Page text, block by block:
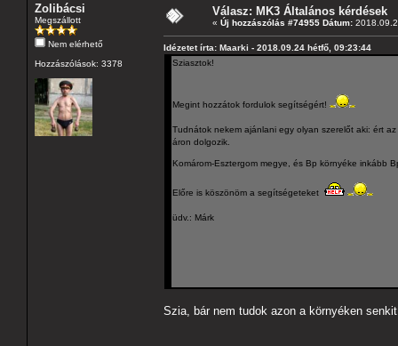
Zolibácsi
Megszállott
Nem elérhető
Hozzászólások: 3378
Válasz: MK3 Általános kérdések
« Új hozzászólás #74955 Dátum:
Idézetet írta: Maarki - 2018.09.24 hétfő, 09:23:44
Sziasztok!
Megint hozzátok fordulok segítségért!
Tudnátok nekem ajánlani egy olyan szerelőt aki: ért
áron dolgozik.
Komárom-Esztergom megye, és Bp környéke inkább
Előre is köszönöm a segítségeteket
üdv.: Márk
Szia, bár nem tudok azon a környéken